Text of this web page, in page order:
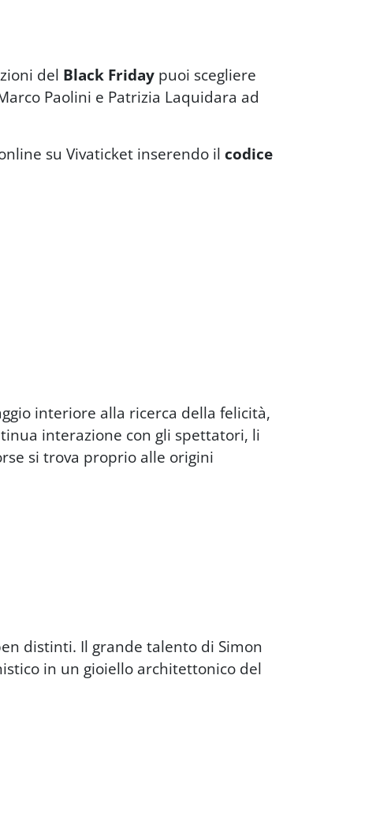
del Black Friday puoi scegliere
Paolini e Patrizia Laquidara ad
su Vivaticket inserendo il codice
interiore alla ricerca della felicità,
interazione con gli spettatori, li
si trova proprio alle origini
distinti. Il grande talento di Simon
in un gioiello architettonico del